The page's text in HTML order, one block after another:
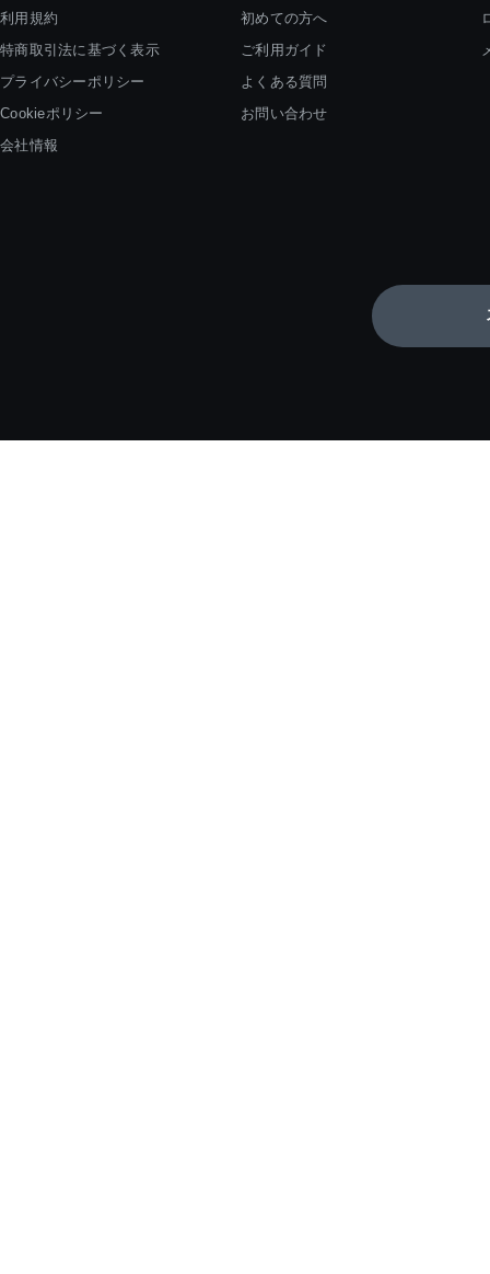
利用規約
特商取引法に基づく表示
プライバシーポリシー
Cookieポリシー
会社情報
初めての方へ
ご利用ガイド
よくある質問
お問い合わせ